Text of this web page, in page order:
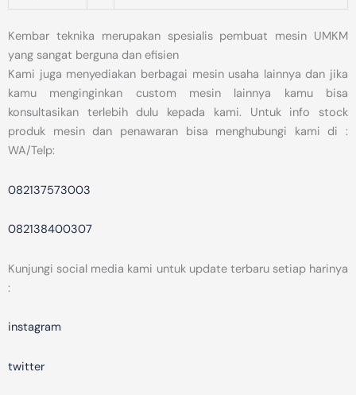
Kembar teknika merupakan spesialis pembuat mesin UMKM
yang sangat berguna dan efisien
Kami juga menyediakan berbagai mesin usaha lainnya dan jika
kamu menginginkan custom mesin lainnya kamu bisa
konsultasikan terlebih dulu kepada kami. Untuk info stock
produk mesin dan penawaran bisa menghubungi kami di :
WA/Telp:
082137573003
082138400307
Kunjungi social media kami untuk update terbaru setiap harinya
:
instagram
twitter